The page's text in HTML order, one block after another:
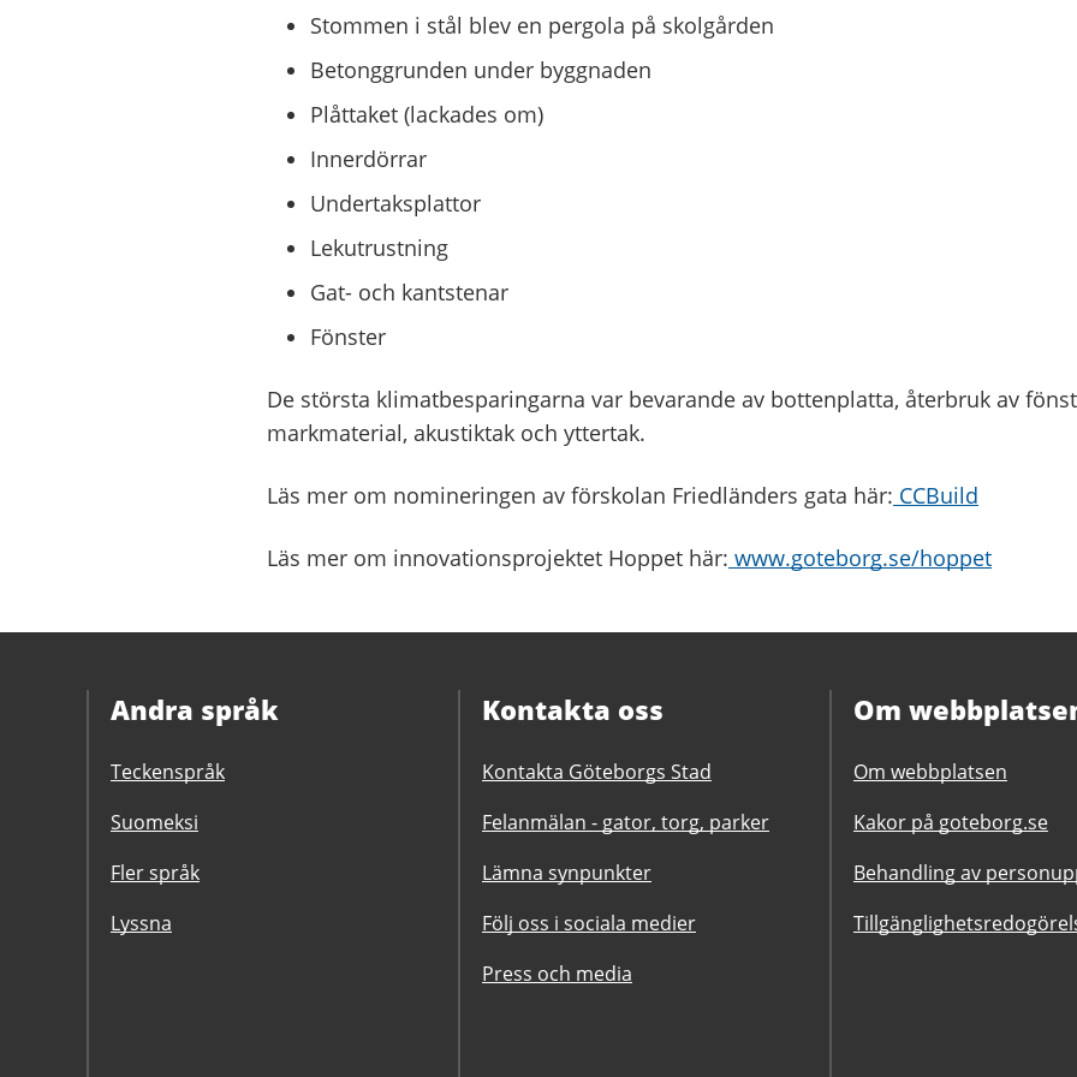
Stommen i stål blev en pergola på skolgården
Betonggrunden under byggnaden
Plåttaket (lackades om)
Innerdörrar
Undertaksplattor
Lekutrustning
Gat- och kantstenar
Fönster
De största klimatbesparingarna var bevarande av bottenplatta, återbruk av
markmaterial, akustiktak och yttertak.
Läs mer om nomineringen av förskolan Friedländers gata här: CCBuild
Läs mer om innovationsprojektet Hoppet här: www.goteborg.se/hoppet
Andra språk
Teckenspråk
Suomeksi
Fler språk
Lyssna
Kontakta oss
Kontakta Göteborgs Stad
Felanmälan - gator, torg, parker
Lämna synpunkter
Följ oss i sociala medier
Press och media
Om
Om webbplatsen
Kakor på goteborg.se
Behandling av